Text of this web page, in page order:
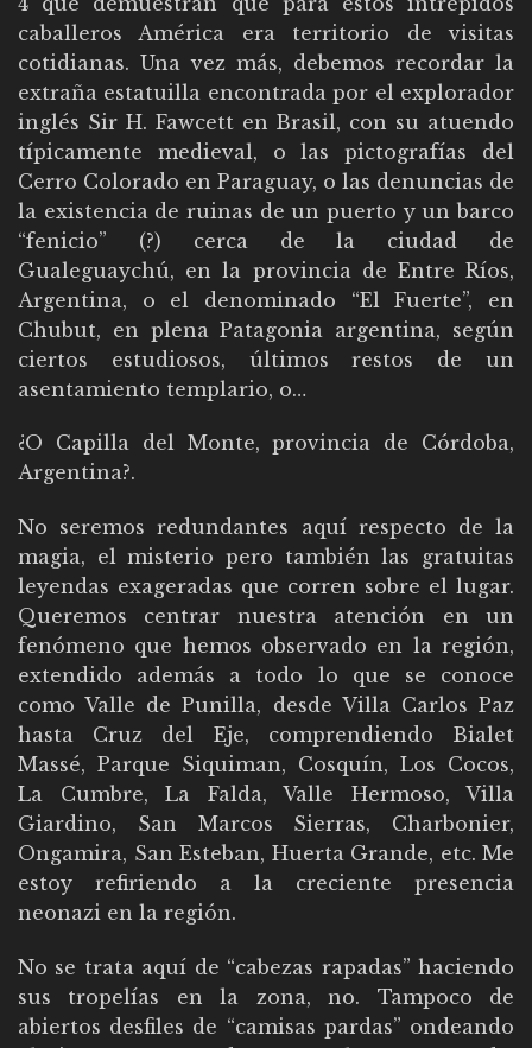
caballeros América era territorio de visitas
cotidianas. Una vez más, debemos recordar la
extraña estatuilla encontrada por el explorador
inglés Sir H. Fawcett en Brasil, con su atuendo
típicamente medieval, o las pictografías del
Cerro Colorado en Paraguay, o las denuncias de
la existencia de ruinas de un puerto y un barco
“fenicio” (?) cerca de la ciudad de
Gualeguaychú, en la provincia de Entre Ríos,
Argentina, o el denominado “El Fuerte”, en
Chubut, en plena Patagonia argentina, según
ciertos estudiosos, últimos restos de un
asentamiento templario, o…
¿O Capilla del Monte, provincia de Córdoba,
Argentina?.
No seremos redundantes aquí respecto de la
magia, el misterio pero también las gratuitas
leyendas exageradas que corren sobre el lugar.
Queremos centrar nuestra atención en un
fenómeno que hemos observado en la región,
extendido además a todo lo que se conoce
como Valle de Punilla, desde Villa Carlos Paz
hasta Cruz del Eje, comprendiendo Bialet
Massé, Parque Siquiman, Cosquín, Los Cocos,
La Cumbre, La Falda, Valle Hermoso, Villa
Giardino, San Marcos Sierras, Charbonier,
Ongamira, San Esteban, Huerta Grande, etc. Me
estoy refiriendo a la creciente presencia
neonazi en la región.
No se trata aquí de “cabezas rapadas” haciendo
sus tropelías en la zona, no. Tampoco de
abiertos desfiles de “camisas pardas” ondeando